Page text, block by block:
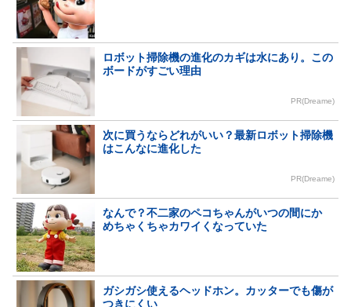
ロボット掃除機の進化のカギは水にあり。この
ボードがすごい理由
PR(Dreame)
次に買うならどれがいい？最新ロボット掃除機
はこんなに進化した
PR(Dreame)
なんで？不二家のペコちゃんがいつの間にか
めちゃくちゃカワイくなっていた
ガシガシ使えるヘッドホン。カッターでも傷が
つきにくい